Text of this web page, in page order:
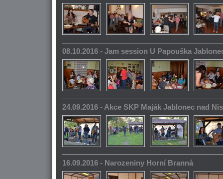
08.10.2016 - Jam session U Papouška
24.09.2016 - Akce SKP Maják Jablonec nad
16.09.2016 - Narozeniny Horní Branná